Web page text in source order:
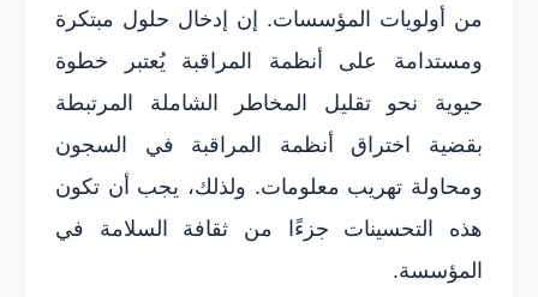
من أولويات المؤسسات. إن إدخال حلول مبتكرة
ومستدامة على أنظمة المراقبة يُعتبر خطوة
حيوية نحو تقليل المخاطر الشاملة المرتبطة
بقضية اختراق أنظمة المراقبة في السجون
ومحاولة تهريب معلومات. ولذلك، يجب أن تكون
هذه التحسينات جزءًا من ثقافة السلامة في
المؤسسة.